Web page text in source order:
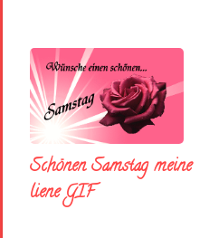
Schönen Samstag meine
liene GIF